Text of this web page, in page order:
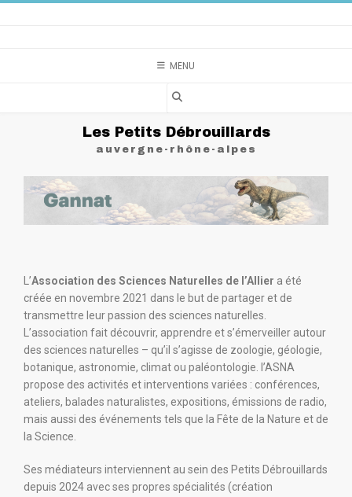
MENU
Les Petits Débrouillards
auvergne-rhône-alpes
L’Association des Sciences Naturelles de l’Allier a été
créée en novembre 2021 dans le but de partager et de
transmettre leur passion des sciences naturelles.
L’association fait découvrir, apprendre et s’émerveiller autour
des sciences naturelles – qu’il s’agisse de zoologie, géologie,
botanique, astronomie, climat ou paléontologie. l’ASNA
propose des activités et interventions variées : conférences,
ateliers, balades naturalistes, expositions, émissions de radio,
mais aussi des événements tels que la Fête de la Nature et de
la Science.
Ses médiateurs interviennent au sein des Petits Débrouillards
depuis 2024 avec ses propres spécialités (création